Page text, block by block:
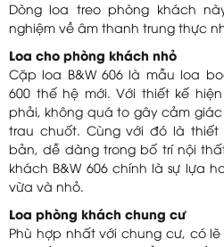
Dòng loa treo phòng khách
nghiệm về âm thanh trung thực
Loa cho phòng khách nhỏ
Cặp loa B&W 606 là mẫu loa
600 thế hệ mới. Với thiết kế
phải, không quá to gây cảm
trau chuốt. Cùng với đó là
bản, dễ dàng trong bố trí nội
khách B&W 606 chính là sự lựa
vừa và nhỏ.
Loa phòng khách chung cư
Phù hợp nhất với chung cư, có lẽ